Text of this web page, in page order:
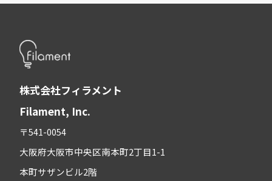
株式会社フィラメント
Filament, Inc.
〒541-0054
大阪府大阪市中央区南本町2丁目1-1
本町サザンビル2階